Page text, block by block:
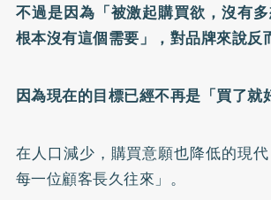
不過是因為「被激起購買欲，沒有
根本沒有這個需要」，對品牌來說反
因為現在的目標已經不再是「買了就
在人口減少，購買意願也降低的現
每一位顧客長久往來」。